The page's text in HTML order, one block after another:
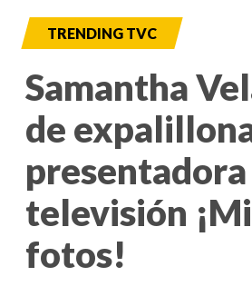
TRENDING TVC
Samantha
de
presentadora
televisión
fotos!